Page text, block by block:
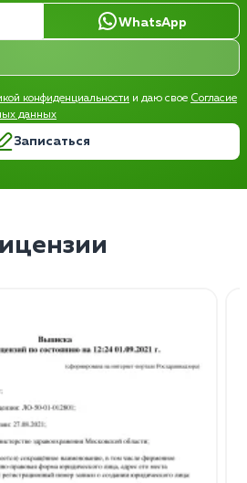
WhatsApp
конфиденциальности и даю свое Согласие
данных
Записаться